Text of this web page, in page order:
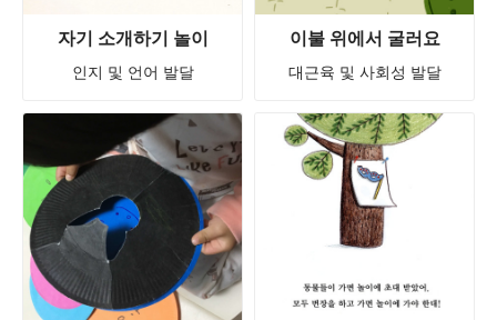
자기 소개하기 놀이
인지 및 언어 발달
이불 위에서 굴러요
대근육 및 사회성 발달